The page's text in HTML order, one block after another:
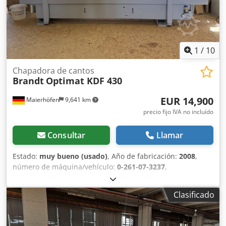
1 / 10
Maierhöfen 9,641 km
Chapadora de cantos
Brandt Optimat KDF 430
EUR 14,900
precio fijo IVA no incluído
Consultar Llamar
Estado: muy bueno (usado), Año de fabricación: 2008,
número de máquina/vehículo: 0-261-07-3237,
totalmente funcional
400 V, altura de la pieza (máx.):60 mm, grosor del borde
(máx.):
6 mm, tipo de ajuste de altura:mecánico, tipo de
accionamiento:eléctrico, altura total:1,580 mm, longitud
total:
4,860 mm , ancho total: 1,130 mm , peso total:1,630
Clasificado